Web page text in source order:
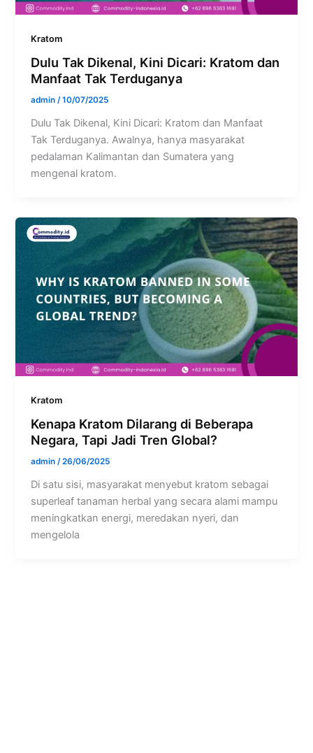
Kratom
Dulu Tak Dikenal, Kini Dicari: Kratom dan
Manfaat Tak Terduganya
admin/10/07/2025
Dulu Tak Dikenal, Kini Dicari: Kratom dan Manfaat
Tak Terduganya. Awalnya, hanya masyarakat
pedalaman Kalimantan dan Sumatera yang
mengenal kratom.
Kratom
Kenapa Kratom Dilarang di Beberapa
Negara, Tapi Jadi Tren Global?
admin/26/06/2025
Di satu sisi, masyarakat menyebut kratom sebagai
superleaf tanaman herbal yang secara alami mampu
meningkatkan energi, meredakan nyeri, dan
mengelola